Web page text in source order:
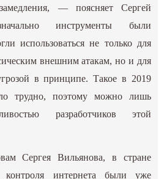
— поясняет Сергей
инструменты были
использоваться не только для
внешним атакам, но и для
в принципе. Такое в 2019
трудно, поэтому можно лишь
разработчиков этой
Сергея Вильянова, в стране
контроля интернета были уже